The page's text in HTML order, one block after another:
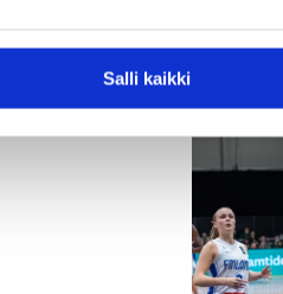
Salli kaikki